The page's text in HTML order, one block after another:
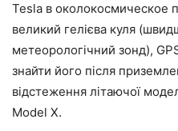
Tesla в околокосмическое
великий гелієва куля
метеорологічний зонд),
знайти його після
відстеження літаючої
Model X.